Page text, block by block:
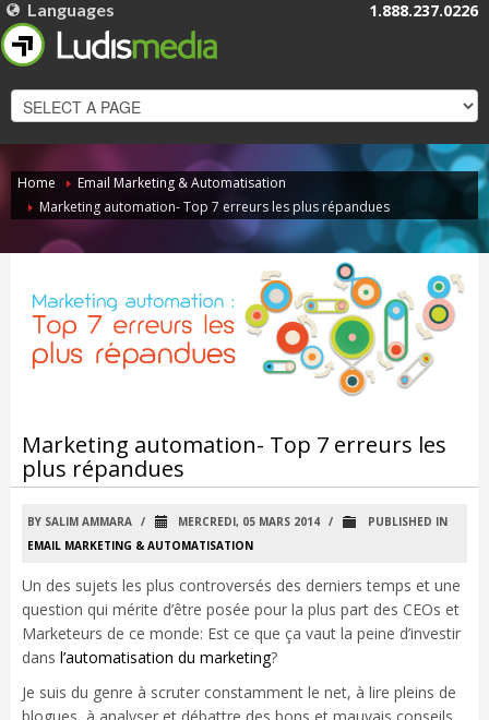
1.888.237.0226
Languages
FRANÇAIS
ENGLISH
Home
Email Marketing & Automatisation
Marketing automation- Top 7 erreurs les plus répandues
Marketing automation- Top 7 erreurs les
plus répandues
BY SALIM AMMARA / MERCREDI, 05 MARS 2014 /
PUBLISHED IN
EMAIL MARKETING & AUTOMATISATION
Un des sujets les plus controversés des derniers temps et une
question qui mérite d’être posée pour la plus part des CEOs et
Marketeurs de ce monde: Est ce que ça vaut la peine d’investir
dans l’automatisation du marketing?
Je suis du genre à scruter constamment le net, à lire pleins de